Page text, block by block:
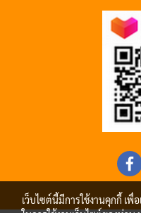
เว็บไซต์นี้มีการใช้งานคุกกี้ เ